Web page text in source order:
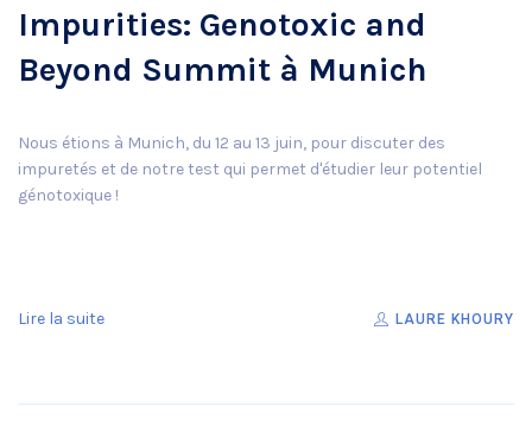
Impurities: Genotoxic and
Beyond Summit à Munich
Nous étions à Munich, du 12 au 13 juin, pour discuter des
impuretés et de notre test qui permet d'étudier leur potentiel
génotoxique !
Lire la suite LAURE KHOURY